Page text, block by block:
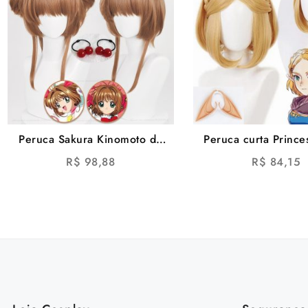
Peruca Sakura Kinomoto de
Sakura Card Captors Wig
Sakura
R$ 98,88
Peruca curta
de Breath of
R$ 84,15